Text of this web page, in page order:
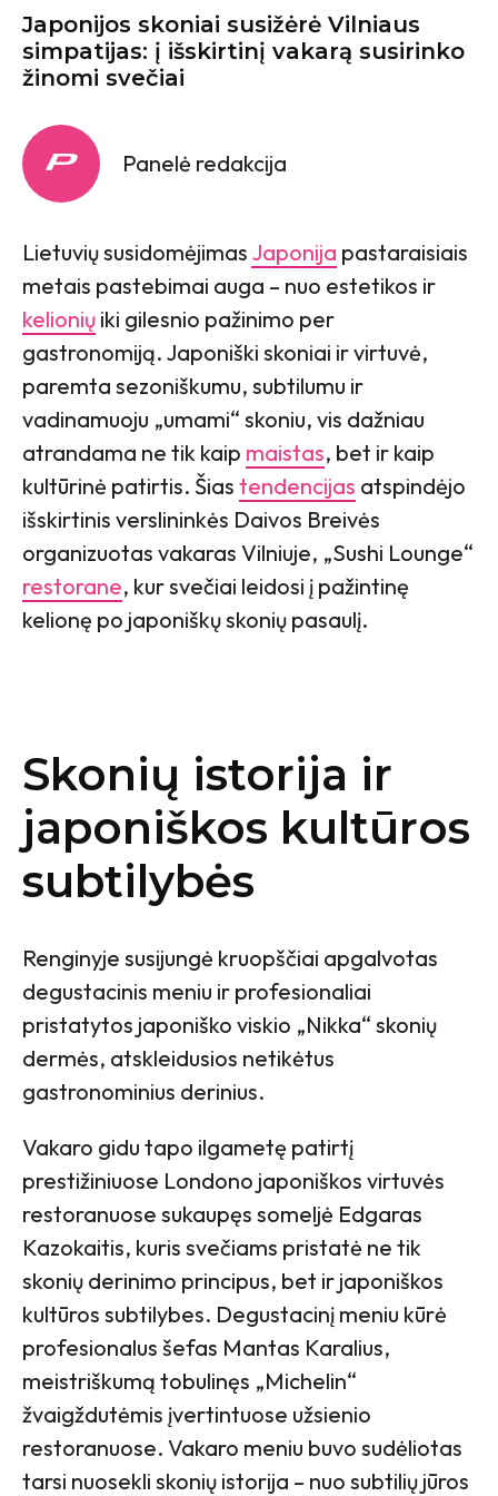
Japonijos skoniai susižėrė Vilniaus
simpatijas: į išskirtinį vakarą susirinko
žinomi svečiai
Panelė redakcija
Lietuvių susidomėjimas Japonija pastaraisiais
metais pastebimai auga – nuo estetikos ir
kelionių iki gilesnio pažinimo per
gastronomiją. Japoniški skoniai ir virtuvė,
paremta sezoniškumu, subtilumu ir
vadinamuoju „umami“ skoniu, vis dažniau
atrandama ne tik kaip maistas, bet ir kaip
kultūrinė patirtis. Šias tendencijas atspindėjo
išskirtinis verslininkės Daivos Breivės
organizuotas vakaras Vilniuje, „Sushi Lounge“
restorane, kur svečiai leidosi į pažintinę
kelionę po japoniškų skonių pasaulį.
Skonių istorija ir
japoniškos kultūros
subtilybės
Renginyje susijungė kruopščiai apgalvotas
degustacinis meniu ir profesionaliai
pristatytos japoniško viskio „Nikka“ skonių
dermės, atskleidusios netikėtus
gastronominius derinius.
Vakaro gidu tapo ilgametę patirtį
prestižiniuose Londono japoniškos virtuvės
restoranuose sukaupęs someljė Edgaras
Kazokaitis, kuris svečiams pristatė ne tik
skonių derinimo principus, bet ir japoniškos
kultūros subtilybes. Degustacinį meniu kūrė
profesionalus šefas Mantas Karalius,
meistriškumą tobulinęs „Michelin“
žvaigždutėmis įvertintuose užsienio
restoranuose. Vakaro meniu buvo sudėliotas
tarsi nuosekli skonių istorija – nuo subtilių jūros